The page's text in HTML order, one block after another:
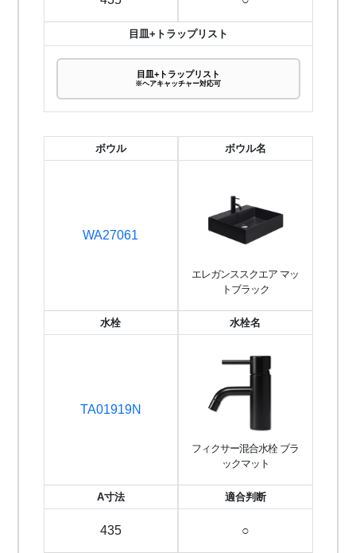
目皿+トラップリスト
目皿+トラップリスト
※ヘアキャッチャー対応可
ボウル
WA27061
ボウル名
エレガンススクエア マッ
トブラック
水栓
TA01919N
水栓名
フィクサー混合水栓 ブラ
ックマット
A寸法
435
適合判断
○